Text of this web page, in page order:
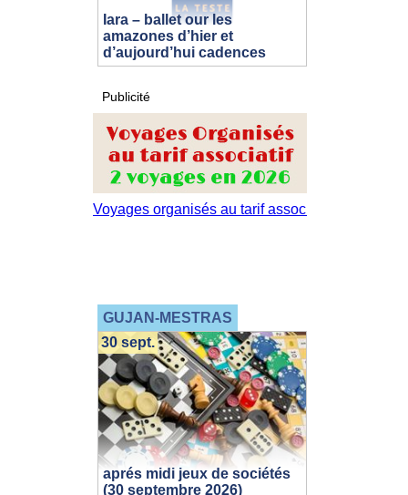
Iara – ballet our les
amazones d’hier et
d’aujourd’hui cadences
Publicité
GUJAN-MESTRAS
aprés midi jeux de sociétés
(30 septembre 2026)
30 sept.